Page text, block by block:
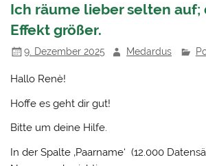
Ich räume lieber selten auf;
Effekt größer.
9. Dezember 2025 Medardus
Hallo Renè!
Hoffe es geht dir gut!
Bitte um deine Hilfe.
In der Spalte ‚Paarname‘ (12.000